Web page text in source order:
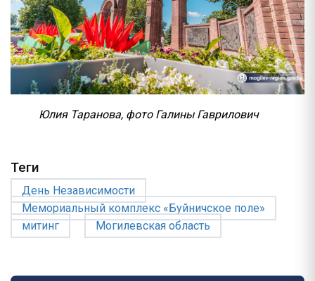
Юлия Таранова, фото Галины Гаврилович
Теги
День Независимости
Мемориальный комплекс «Буйничское поле»
митинг
Могилевская область